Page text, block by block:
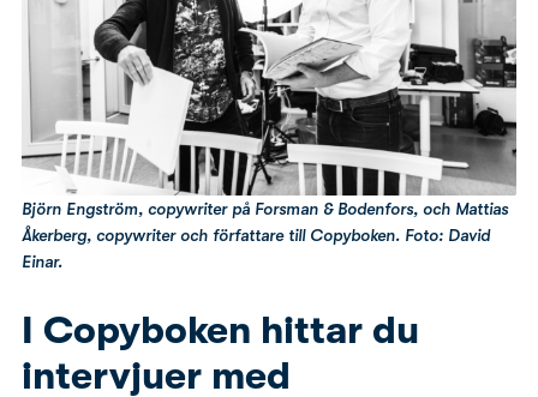
Björn Engström, copywriter på Forsman & Bodenfors, och Mattias
Åkerberg, copywriter och författare till Copyboken. Foto: David
Einar.
I Copyboken hittar du
intervjuer med